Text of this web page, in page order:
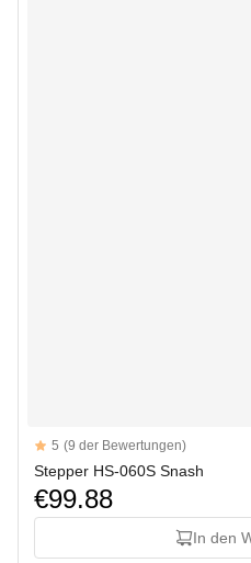
Reviews
5 out of 5 stars
5 (9 der Bewertungen)
Stepper HS-060S Snash
€99.88
In den